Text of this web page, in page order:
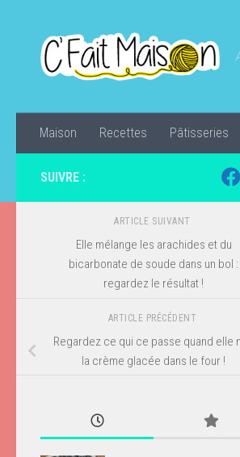
Maison Recettes Pâtisseries
SUIVRE :
ARTICLE SUIVANT
Elle mélange les arachides et du
bicarbonate de soude dans un bol :
regardez le résultat !
ARTICLE PRÉCÉDENT
Regardez ce qui ce passe quand elle
la crème glacée dans le four !